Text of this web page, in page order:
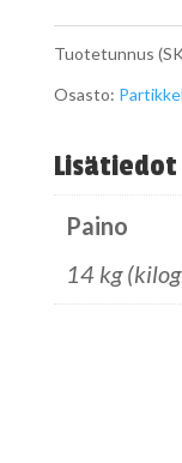
määrä
Tuotetunnus
Osasto:
Lisätiedot
Paino
14 kg